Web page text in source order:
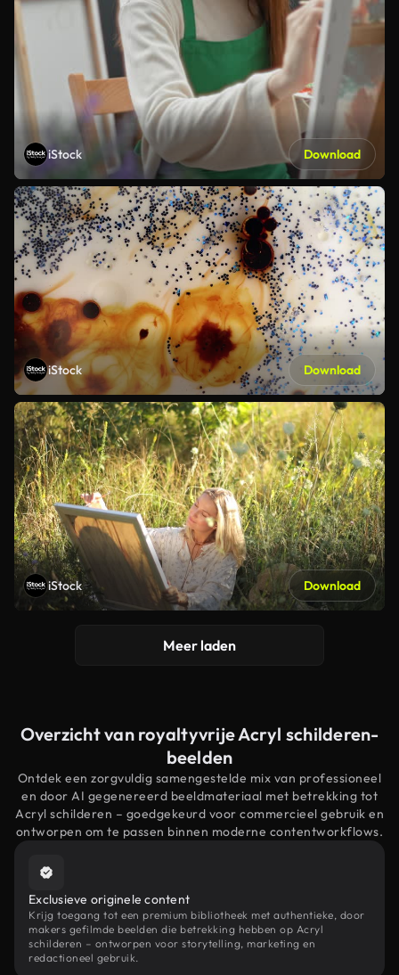
iStock Download
iStock Download
iStock Download
Meer laden
Overzicht van royaltyvrije Acryl schilderen-
beelden
Ontdek een zorgvuldig samengestelde mix van professioneel
en door AI gegenereerd beeldmateriaal met betrekking tot
Acryl schilderen – goedgekeurd voor commercieel gebruik en
ontworpen om te passen binnen moderne contentworkflows.
Exclusieve originele content
Krijg toegang tot een premium bibliotheek met authentieke, door
makers gefilmde beelden die betrekking hebben op Acryl
schilderen – ontworpen voor storytelling, marketing en
redactioneel gebruik.